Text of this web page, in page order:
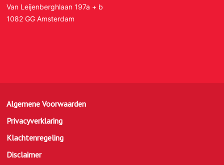
Van Leijenberghlaan 197a + b
1082 GG Amsterdam
Algemene Voorwaarden
Privacyverklaring
Klachtenregeling
Disclaimer